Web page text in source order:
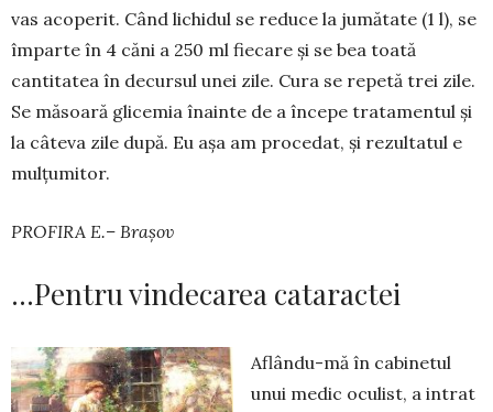
vas acoperit. Când lichidul se reduce la jumătate (1 l), se
împarte în 4 căni a 250 ml fiecare și se bea toată
cantitatea în decursul unei zile. Cura se repetă trei zile.
Se măsoară glicemia înainte de a începe tratamentul și
la câteva zile după. Eu așa am procedat, și rezultatul e
mul­țumitor.
PROFIRA E.– Brașov
…Pentru vindecarea cataractei
Aflându-mă în cabinetul
unui medic oculist, a intrat